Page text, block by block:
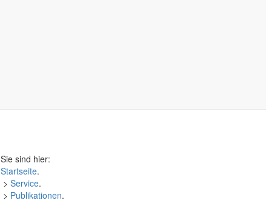
Sie sind hier:
Startseite.
> Service.
> Publikationen.